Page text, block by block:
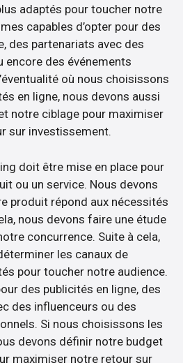
adaptés pour toucher notre
capables d’opter pour des
des partenariats avec des
encore des événements
où nous choisissons
en ligne, nous devons aussi
notre ciblage pour maximiser
sur investissement.
doit être mise en place pour
ou un service. Nous devons
produit répond aux nécessités
nous devons faire une étude
concurrence. Suite à cela,
les canaux de
pour toucher notre audience.
des publicités en ligne, des
des influenceurs ou des
Si nous choisissons les
devons définir notre budget
maximiser notre retour sur